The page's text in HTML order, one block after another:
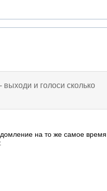
и голоси сколько
на то же самое